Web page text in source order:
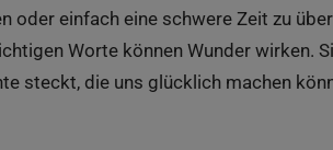
oder einfach eine schwere Zeit zu
Worte können Wunder wirken.
steckt, die uns glücklich machen